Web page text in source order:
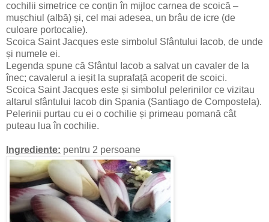
cochilii simetrice ce conțin în mijloc carnea de scoică –
mușchiul (albă) și, cel mai adesea, un brâu de icre (de
culoare portocalie).
Scoica Saint Jacques este simbolul Sfântului Iacob, de unde
și numele ei.
Legenda spune că Sfântul Iacob a salvat un cavaler de la
înec; cavalerul a ieșit la suprafață acoperit de scoici.
Scoica Saint Jacques este și simbolul pelerinilor ce vizitau
altarul sfântului Iacob din Spania (Santiago de Compostela).
Pelerinii purtau cu ei o cochilie și primeau pomană cât
puteau lua în cochilie.
Ingrediente: pentru 2 persoane